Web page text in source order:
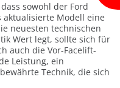
sowohl der Ford
aktualisierte Modell eine
neuesten technischen
Wert legt, sollte sich für
auch die Vor-Facelift-
Leistung, ein
Technik, die sich